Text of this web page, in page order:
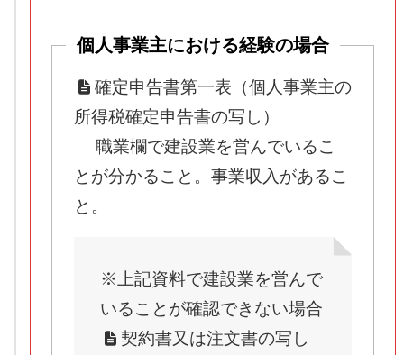
個人事業主における経験の場合
確定申告書第一表（個人事業主の
所得税確定申告書の写し）
職業欄で建設業を営んでいるこ
とが分かること。事業収入があるこ
と。
※上記資料で建設業を営んで
いることが確認できない場合
契約書又は注文書の写し